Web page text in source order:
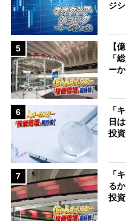
ジ
5
【
「
ー
6
「
日
投
7
「
る
投